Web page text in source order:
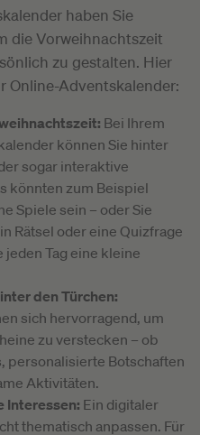
haben Sie
die Vorweihnachtszeit
zu gestalten. Hier
Online-Adventskalender:
Bei Ihrem
können Sie hinter
sogar interaktive
könnten zum Beispiel
Spiele sein – oder Sie
Rätsel oder eine Quizfrage
Tag eine kleine
den Türchen:
sich hervorragend, um
zu verstecken – ob
personalisierte Botschaften
Aktivitäten.
Interessen: Ein digitaler
thematisch anpassen. Für